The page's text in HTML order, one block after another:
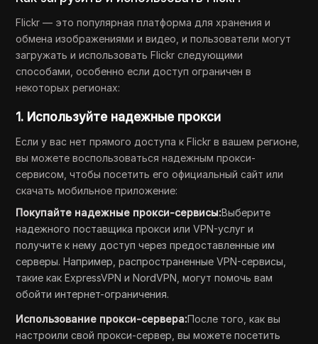
Flickr — это популярная платформа для хранения и
обмена изображениями и видео, и пользователи могут
загружать и использовать Flickr следующими
способами, особенно если доступ ограничен в
некоторых регионах:
1. Используйте надежные прокси
Если у вас нет прямого доступа к Flickr в вашем регионе,
вы можете воспользоваться надежным прокси-
сервисом, чтобы посетить его официальный сайт или
скачать мобильное приложение:
Покупайте надежные прокси-сервисы:Выберите
надежного поставщика прокси или VPN-услуг и
получите к нему доступ через предоставленные им
серверы. Например, распространенные VPN-сервисы,
такие как ExpressVPN и NordVPN, могут помочь вам
обойти интернет-ограничения.
Использование прокси-сервера:После того, как вы
настроили свой прокси-сервер, вы можете посетить